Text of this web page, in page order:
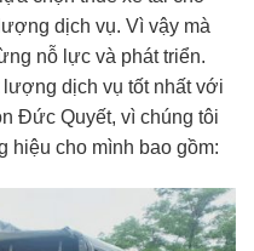
dịch vụ. Vì vậy mà
nỗ lực và phát triển.
lượng dịch vụ tốt nhất với
Đức Quyết, vì chúng tôi
hiệu cho mình bao gồm: